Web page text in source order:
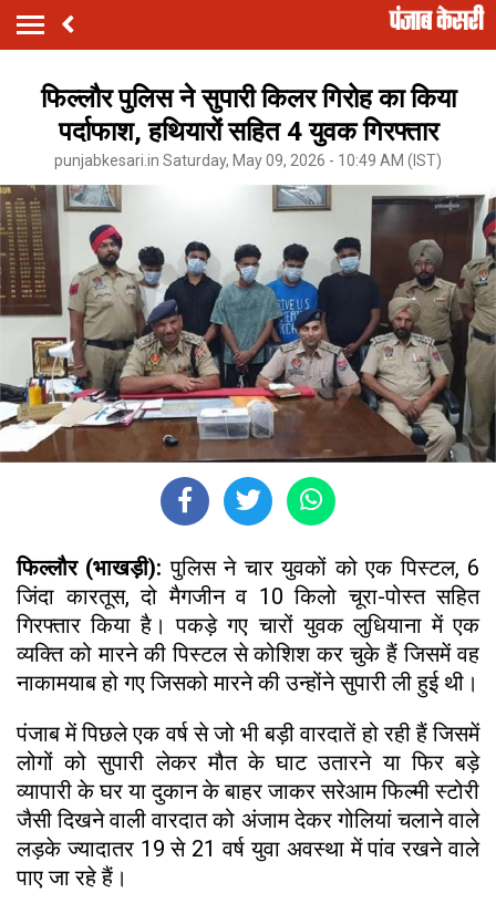
फिल्लौर पुलिस ने सुपारी किलर गिरोह का किया
पर्दाफाश, हथियारों सहित 4 युवक गिरफ्तार
punjabkesari.in Saturday, May 09, 2026 - 10:49 AM (IST)
फिल्लौर (भाखड़ी):पुलिस ने चार युवकों को एक पिस्टल, 6
जिंदा कारतूस, दो मैगजीन व 10 किलो चूरा-पोस्त सहित
गिरफ्तार किया है। पकड़े गए चारों युवक लुधियाना में एक
व्यक्ति को मारने की पिस्टल से कोशिश कर चुके हैं जिसमें वह
नाकामयाब हो गए जिसको मारने की उन्होंने सुपारी ली हुई थी।
पंजाब में पिछले एक वर्ष से जो भी बड़ी वारदातें हो रही हैं जिसमें
लोगों को सुपारी लेकर मौत के घाट उतारने या फिर बड़े
व्यापारी के घर या दुकान के बाहर जाकर सरेआम फिल्मी स्टोरी
जैसी दिखने वाली वारदात को अंजाम देकर गोलियां चलाने वाले
लड़के ज्यादातर 19 से 21 वर्ष युवा अवस्था में पांव रखने वाले
पाए जा रहे हैं।